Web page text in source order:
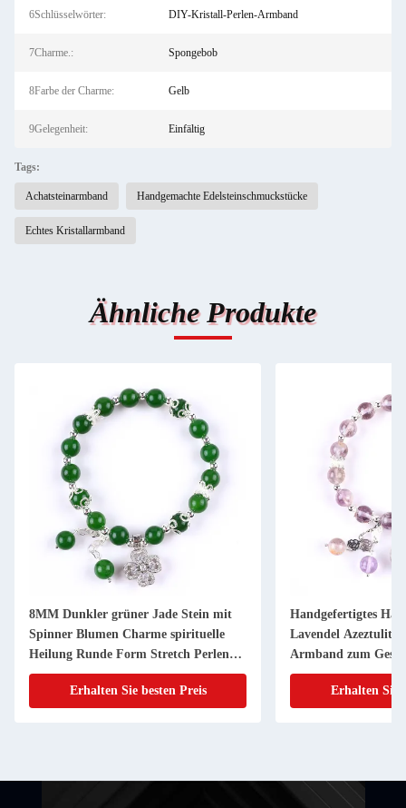
6Schlüsselwörter: DIY-Kristall-Perlen-Armband
7Charme.: Spongebob
8Farbe der Charme: Gelb
9Gelegenheit: Einfältig
Tags:
Achatsteinarmband Handgemachte Edelsteinschmuckstücke
Echtes Kristallarmband
Ähnliche Produkte
8MM Dunkler grüner Jade Stein mit
Spinner Blumen Charme spirituelle
Heilung Runde Form Stretch Perlen
Armband
Erhalten Sie besten Preis
Handgefertigtes
Lavendel Azeztulit
Armband zum
Erhalten Sie